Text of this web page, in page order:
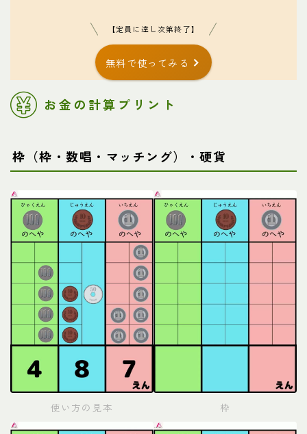
【定員に達し次第終了】
無料で使ってみる
お金の計算プリント
枠（枠・数唱・マッチング）・硬貨
使い方の見本 枠